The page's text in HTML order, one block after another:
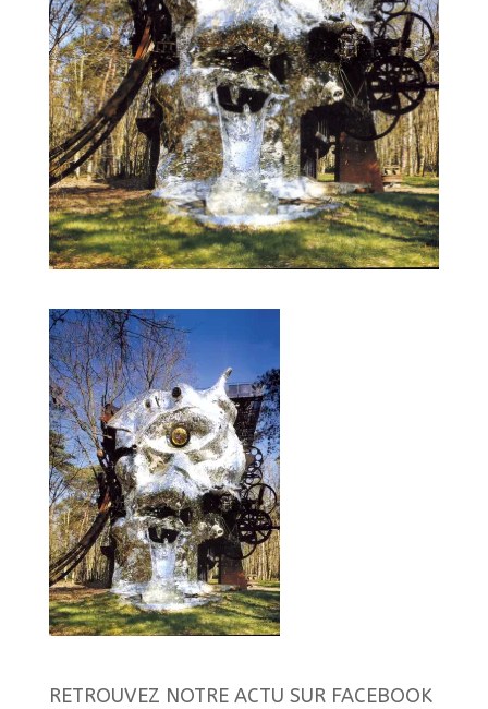
RETROUVEZ NOTRE ACTU SUR FACEBOOK